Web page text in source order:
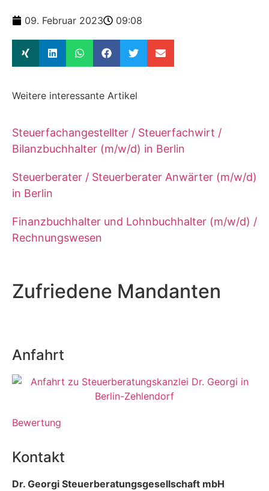
09. Februar 2023 09:08
Weitere interessante Artikel
Steuerfachangestellter / Steuerfachwirt /
Bilanzbuchhalter (m/w/d) in Berlin
Steuerberater / Steuerberater Anwärter (m/w/d)
in Berlin
Finanzbuchhalter und Lohnbuchhalter (m/w/d) /
Rechnungswesen
Zufriedene Mandanten
Anfahrt
Bewertung
Kontakt
Dr. Georgi Steuerberatungsgesellschaft mbH